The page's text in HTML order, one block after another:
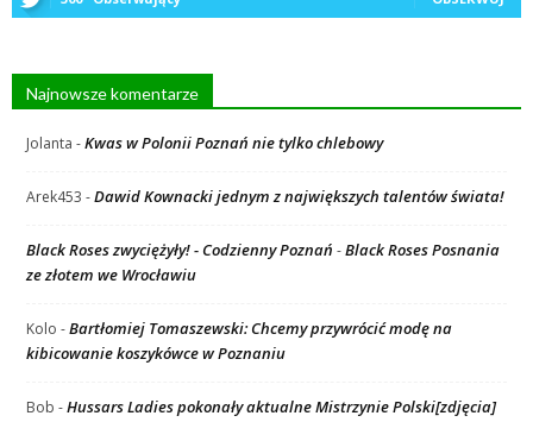
Najnowsze komentarze
Jolanta -Kwas w Polonii Poznań nie tylko chlebowy
Arek453 -Dawid Kownacki jednym z największych talentów świata!
Black Roses zwyciężyły! - Codzienny Poznań -Black Roses Posnania
ze złotem we Wrocławiu
Kolo -Bartłomiej Tomaszewski: Chcemy przywrócić modę na
kibicowanie koszykówce w Poznaniu
Bob -Hussars Ladies pokonały aktualne Mistrzynie Polski[zdjęcia]